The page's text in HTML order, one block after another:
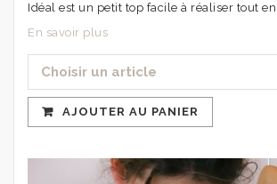
Idéal est un petit top facile à réaliser tout
En savoir plus
AJOUTER AU PANIER